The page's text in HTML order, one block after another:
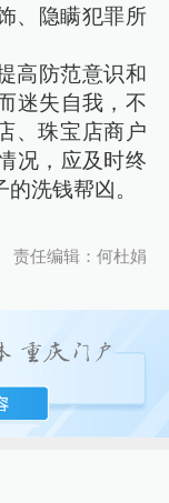
、隐瞒犯罪所
高防范意识和
迷失自我，不
、珠宝店商户
况，应及时终
洗钱帮凶。
责任编辑：何杜娟